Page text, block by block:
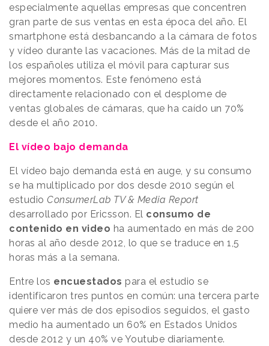
especialmente aquellas empresas que concentren
gran parte de sus ventas en esta época del año. El
smartphone está desbancando a la cámara de fotos
y vídeo durante las vacaciones. Más de la mitad de
los españoles utiliza el móvil para capturar sus
mejores momentos. Este fenómeno está
directamente relacionado con el desplome de
ventas globales de cámaras, que ha caído un 70%
desde el año 2010.
El vídeo bajo demanda
El vídeo bajo demanda está en auge, y su consumo
se ha multiplicado por dos desde 2010 según el
estudio ConsumerLab TV & Media Report
desarrollado por Ericsson. El consumo de
contenido en video ha aumentado en más de 200
horas al año desde 2012, lo que se traduce en 1,5
horas más a la semana.
Entre los encuestados para el estudio se
identificaron tres puntos en común: una tercera parte
quiere ver más de dos episodios seguidos, el gasto
medio ha aumentado un 60% en Estados Unidos
desde 2012 y un 40% ve Youtube diariamente.